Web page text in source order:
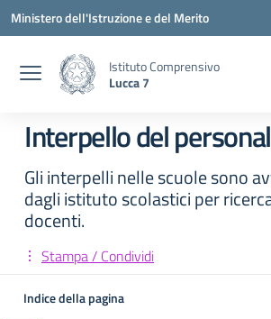
Vai ai contenuti
Vai al menu di navigazione
Vai al footer
Ministero dell'Istruzione e del Merito
Istituto Comprensivo
Lucca 7
Interpello del
Gli interpelli nelle scuole sono
dagli istituto scolastici per
docenti.
Stampa / Condividi
Indice della pagina